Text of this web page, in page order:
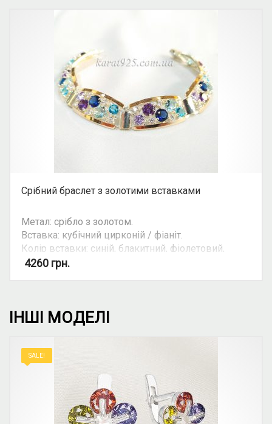
Срібний браслет з золотими вставками
Метал: срібло з золотом.
Вставка: кубічний цирконій / фіаніт.
Колір вставки: синій, блакитний, фіолетовий,
білий.
їхньої ваги. Уточнюйте ціну на ту чи іншу вагу та
розмір у косультанта. Ціна зазначена для
4260 грн.
ІНШІ МОДЕЛІ
SALE!